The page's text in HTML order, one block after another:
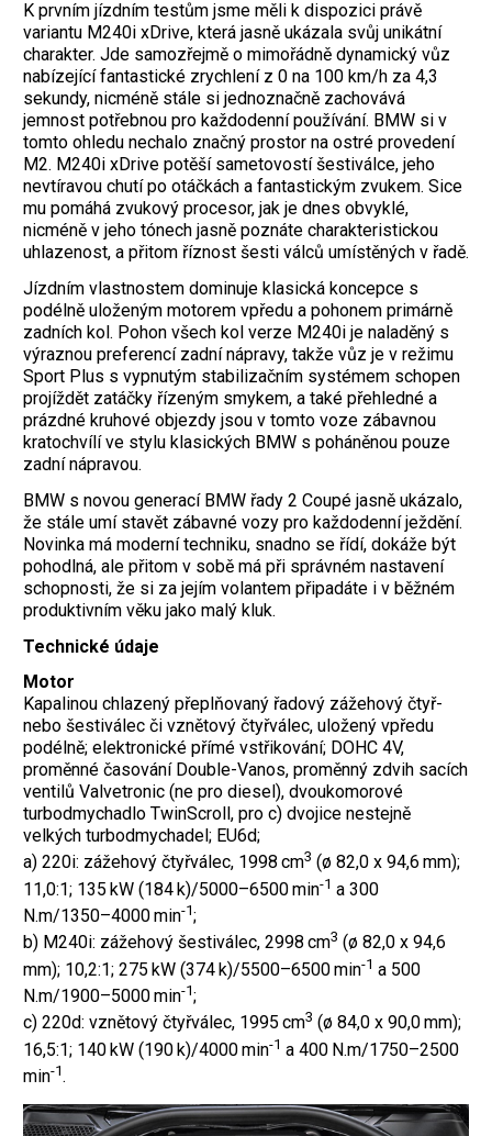
K prvním jízdním testům jsme měli k dispozici právě
variantu M240i xDrive, která jasně ukázala svůj unikátní
charakter. Jde samozřejmě o mimořádně dynamický vůz
nabízející fantastické zrychlení z 0 na 100 km/h za 4,3
sekundy, nicméně stále si jednoznačně zachovává
jemnost potřebnou pro každodenní používání. BMW si v
tomto ohledu nechalo značný prostor na ostré provedení
M2. M240i xDrive potěší sametovostí šestiválce, jeho
nevtíravou chutí po otáčkách a fantastickým zvukem. Sice
mu pomáhá zvukový procesor, jak je dnes obvyklé,
nicméně v jeho tónech jasně poznáte charakteristickou
uhlazenost, a přitom říznost šesti válců umístěných v řadě.
Jízdním vlastnostem dominuje klasická koncepce s
podélně uloženým motorem vpředu a pohonem primárně
zadních kol. Pohon všech kol verze M240i je naladěný s
výraznou preferencí zadní nápravy, takže vůz je v režimu
Sport Plus s vypnutým stabilizačním systémem schopen
projíždět zatáčky řízeným smykem, a také přehledné a
prázdné kruhové objezdy jsou v tomto voze zábavnou
kratochvílí ve stylu klasických BMW s poháněnou pouze
zadní nápravou.
BMW s novou generací BMW řady 2 Coupé jasně ukázalo,
že stále umí stavět zábavné vozy pro každodenní ježdění.
Novinka má moderní techniku, snadno se řídí, dokáže být
pohodlná, ale přitom v sobě má při správném nastavení
schopnosti, že si za jejím volantem připadáte i v běžném
produktivním věku jako malý kluk.
Technické údaje
Motor
Kapalinou chlazený přeplňovaný řadový zážehový čtyř-
nebo šestiválec či vznětový čtyřválec, uložený vpředu
podélně; elektronické přímé vstřikování; DOHC 4V,
proměnné časování Double-Vanos, proměnný zdvih sacích
ventilů Valvetronic (ne pro diesel), dvoukomorové
turbodmychadlo TwinScroll, pro c) dvojice nestejně
velkých turbodmychadel; EU6d;
a) 220i: zážehový čtyřválec, 1998 cm3 (ø 82,0 x 94,6 mm);
11,0:1; 135 kW (184 k)/5000–6500 min-1 a 300
N.m/1350–4000 min-1;
b) M240i: zážehový šestiválec, 2998 cm3 (ø 82,0 x 94,6
mm); 10,2:1; 275 kW (374 k)/5500–6500 min-1 a 500
N.m/1900–5000 min-1;
c) 220d: vznětový čtyřválec, 1995 cm3 (ø 84,0 x 90,0 mm);
16,5:1; 140 kW (190 k)/4000 min-1 a 400 N.m/1750–2500
min-1.